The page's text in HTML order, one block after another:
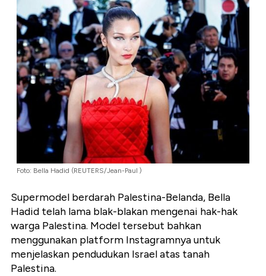
Foto: Bella Hadid (REUTERS/Jean-Paul )
Supermodel berdarah Palestina-Belanda, Bella
Hadid telah lama blak-blakan mengenai hak-hak
warga Palestina. Model tersebut bahkan
menggunakan platform Instagramnya untuk
menjelaskan pendudukan Israel atas tanah
Palestina.